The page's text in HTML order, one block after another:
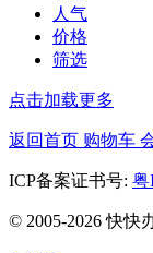
人气
价格
筛选
点击加载更多
返回首页 购物车
ICP备案证书号: 粤
© 2005-2026 快快